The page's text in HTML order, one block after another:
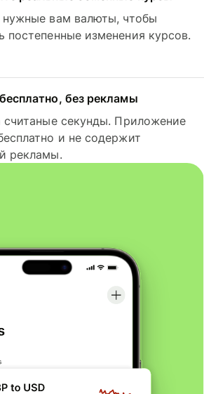
нужные вам валюты, чтобы
постепенные изменения курсов.
без рекламы
считаные секунды. Приложение
и не содержит
рекламы.